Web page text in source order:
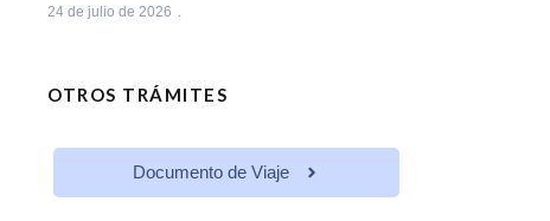
24 de julio de 2026
OTROS TRÁMITES
Documento de Viaje